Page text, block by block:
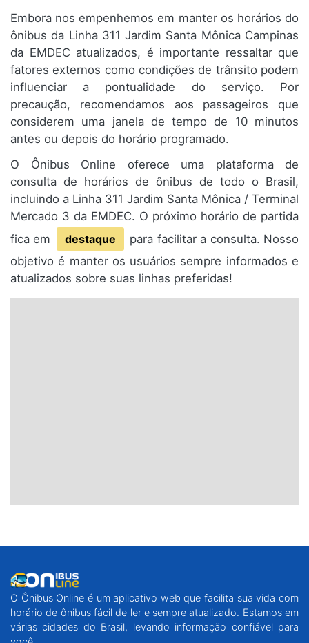
Embora nos empenhemos em manter os horários do
ônibus da Linha 311 Jardim Santa Mônica Campinas
da EMDEC atualizados, é importante ressaltar que
fatores externos como condições de trânsito podem
influenciar a pontualidade do serviço. Por
precaução, recomendamos aos passageiros que
considerem uma janela de tempo de 10 minutos
antes ou depois do horário programado.
O Ônibus Online oferece uma plataforma de
consulta de horários de ônibus de todo o Brasil,
incluindo a Linha 311 Jardim Santa Mônica / Terminal
Mercado 3 da EMDEC. O próximo horário de partida
fica em
destaque
para facilitar a consulta. Nosso
objetivo é manter os usuários sempre informados e
atualizados sobre suas linhas preferidas!
O Ônibus Online é um aplicativo web que facilita sua vida com
horário de ônibus fácil de ler e sempre atualizado. Estamos em
várias cidades do Brasil, levando informação confiável para